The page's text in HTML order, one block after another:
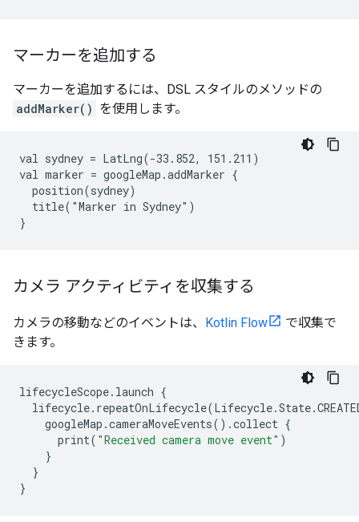
マーカーを追加する
マーカーを追加するには、DSL スタイルのメソッドの
addMarker() を使用します。
val sydney = LatLng(-33.852, 151.211)
val marker = googleMap.addMarker {
  position(sydney)
  title("Marker in Sydney")
}
カメラ アクティビティを収集する
カメラの移動などのイベントは、 Kotlin Flow
で収集で
きます。
lifecycleScope. launch {
lifecycle. repeatOnLifecycle(Lifecycle.State.
googleMap .cameraMoveEvents() .collect {
print( "Received camera move event" )
}
}
}